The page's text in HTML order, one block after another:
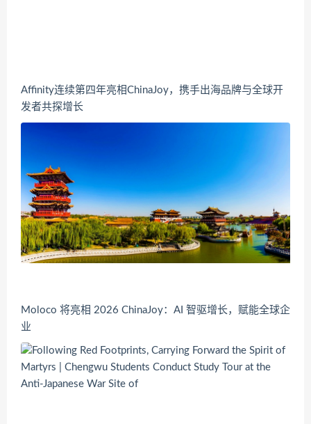
Affinity连续第四年亮相ChinaJoy，携手出海品牌与全球开
发者共探增长
Moloco 将亮相 2026 ChinaJoy：AI 智驱增长，赋能全球企
业